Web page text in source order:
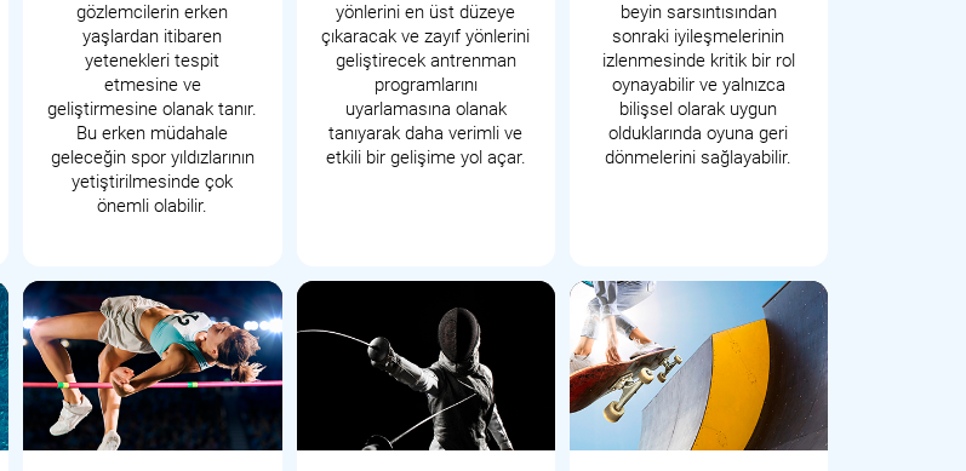
gözlemcilerin erken
yaşlardan itibaren
yetenekleri tespit
etmesine ve
geliştirmesine olanak tanır.
Bu erken müdahale
geleceğin spor yıldızlarının
yetiştirilmesinde çok
önemli olabilir.
yönlerini en üst düzeye
çıkaracak ve zayıf yönlerini
geliştirecek antrenman
programlarını
uyarlamasına olanak
tanıyarak daha verimli ve
etkili bir gelişime yol açar.
beyin sarsıntısından
sonraki iyileşmelerinin
izlenmesinde kritik bir rol
oynayabilir ve yalnızca
bilişsel olarak uygun
olduklarında oyuna geri
dönmelerini sağlayabilir.